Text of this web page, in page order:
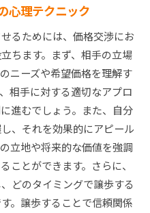
心理テクニック
るためには、価格交渉にお
ちます。まず、相手の立場
ニーズや希望価格を理解す
相手に対する適切なアプロ
進むでしょう。また、自分
、それを効果的にアピール
立地や将来的な価値を強調
ことができます。さらに、
どのタイミングで譲歩する
。譲歩することで信頼関係